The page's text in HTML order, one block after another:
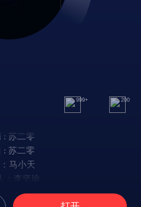
999+ 200
: 苏二零
: 苏二零
马小天
：李坚瑜
心底吼叫